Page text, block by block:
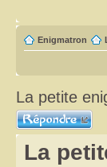
Enigmatron
La petite
Répondre
La